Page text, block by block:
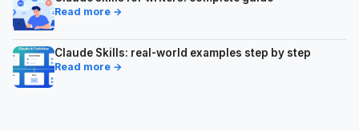
Read more →
Claude Skills: real-world examples step by step
Read more →